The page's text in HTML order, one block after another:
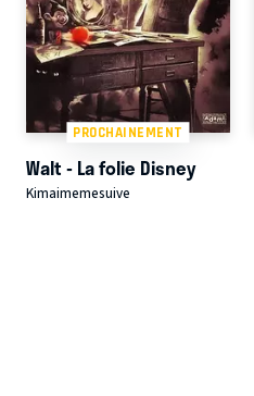
PROCHAINEMENT
Walt - La folie Disney
Kimaimemesuive